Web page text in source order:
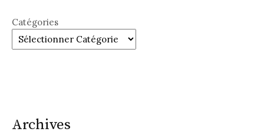
Catégories
Archives